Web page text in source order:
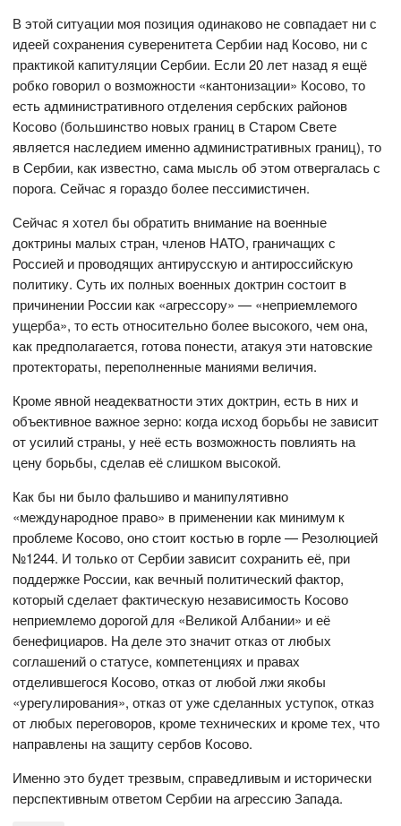
В этой ситуации моя позиция одинаково не совпадает ни с
идеей сохранения суверенитета Сербии над Косово, ни с
практикой капитуляции Сербии. Если 20 лет назад я ещё
робко говорил о возможности «кантонизации» Косово, то
есть административного отделения сербских районов
Косово (большинство новых границ в Старом Свете
является наследием именно административных границ), то
в Сербии, как известно, сама мысль об этом отвергалась с
порога. Сейчас я гораздо более пессимистичен.
Сейчас я хотел бы обратить внимание на военные
доктрины малых стран, членов НАТО, граничащих с
Россией и проводящих антирусскую и антироссийскую
политику. Суть их полных военных доктрин состоит в
причинении России как «агрессору» — «неприемлемого
ущерба», то есть относительно более высокого, чем она,
как предполагается, готова понести, атакуя эти натовские
протектораты, переполненные маниями величия.
Кроме явной неадекватности этих доктрин, есть в них и
объективное важное зерно: когда исход борьбы не зависит
от усилий страны, у неё есть возможность повлиять на
цену борьбы, сделав её слишком высокой.
Как бы ни было фальшиво и манипулятивно
«международное право» в применении как минимум к
проблеме Косово, оно стоит костью в горле — Резолюцией
№1244. И только от Сербии зависит сохранить её, при
поддержке России, как вечный политический фактор,
который сделает фактическую независимость Косово
неприемлемо дорогой для «Великой Албании» и её
бенефициаров. На деле это значит отказ от любых
соглашений о статусе, компетенциях и правах
отделившегося Косово, отказ от любой лжи якобы
«урегулирования», отказ от уже сделанных уступок, отказ
от любых переговоров, кроме технических и кроме тех, что
направлены на защиту сербов Косово.
Именно это будет трезвым, справедливым и исторически
перспективным ответом Сербии на агрессию Запада.